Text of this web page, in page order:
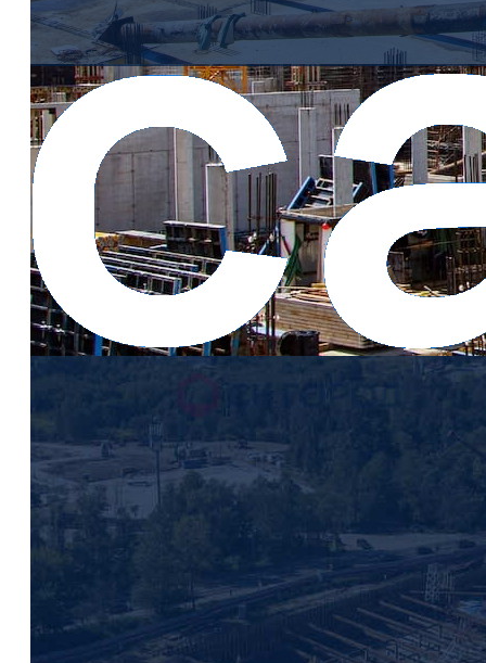
ID Светлановский